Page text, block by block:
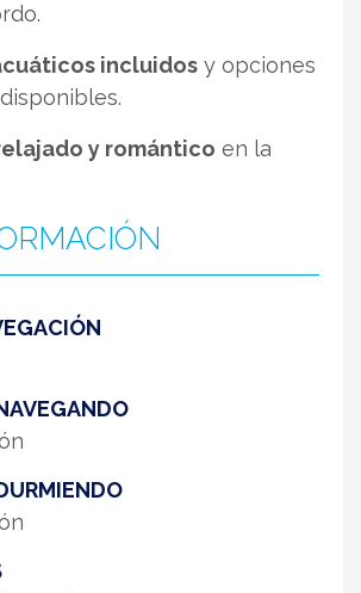
incluidos y opciones
y romántico en la